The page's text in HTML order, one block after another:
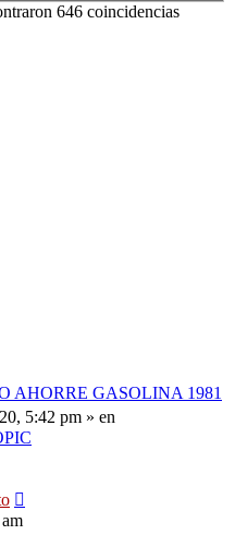
646 coincidencias
AHORRE GASOLINA 1981
5:42 pm » en